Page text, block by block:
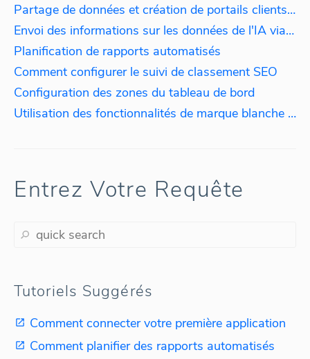
Partage de données et création de portails clients en marque blanche
Envoi des informations sur les données de l'IA via Slack et Email
Planification de rapports automatisés
Comment configurer le suivi de classement SEO
Configuration des zones du tableau de bord
Utilisation des fonctionnalités de marque blanche dans Octoboard
Entrez Votre Requête
Tutoriels Suggérés
Comment connecter votre première application
Comment planifier des rapports automatisés